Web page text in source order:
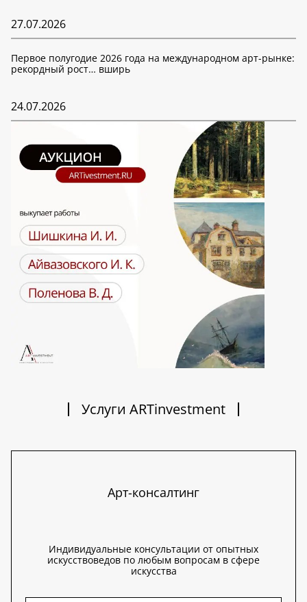
27.07.2026
Первое полугодие 2026 года на международном арт-рынке:
рекордный рост… вширь
24.07.2026
Услуги ARTinvestment
Арт-консалтинг
Индивидуальные консультации от опытных
искусствоведов по любым вопросам в сфере
искусства